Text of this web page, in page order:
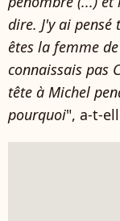
dire. J'y ai
êtes la femme
connaissais pas
tête à Michel
pourquoi", a-t-